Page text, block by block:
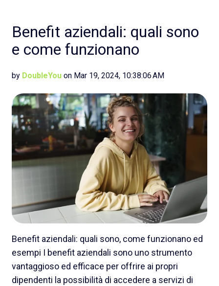
Benefit aziendali: quali sono
e come funzionano
by DoubleYou on Mar 19, 2024, 10:38:06 AM
Benefit aziendali: quali sono, come funzionano ed
esempi I benefit aziendali sono uno strumento
vantaggioso ed efficace per offrire ai propri
dipendenti la possibilità di accedere a servizi di